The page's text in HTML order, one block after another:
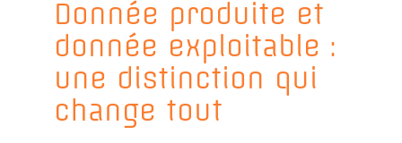
Donnée produite et
donnée exploitable :
une distinction qui
change tout